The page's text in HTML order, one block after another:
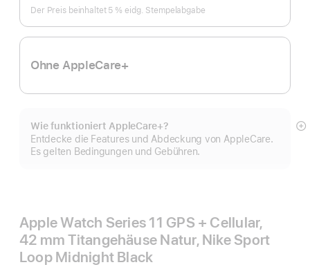
Der Preis beinhaltet 5 % eidg. Stempelabgabe
Ohne AppleCare+
Wie funktioniert AppleCare+?
Entdecke die Features und Abdeckung von AppleCare.
Es gelten Bedingungen und Gebühren.
Apple Watch Series 11 GPS + Cellular,
42 mm Titangehäuse Natur, Nike Sport
Loop Midnight Black